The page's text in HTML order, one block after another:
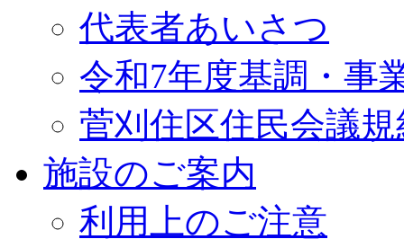
代表者あいさつ
令和7年度基調・事
菅刈住区住民会議規
施設のご案内
利用上のご注意